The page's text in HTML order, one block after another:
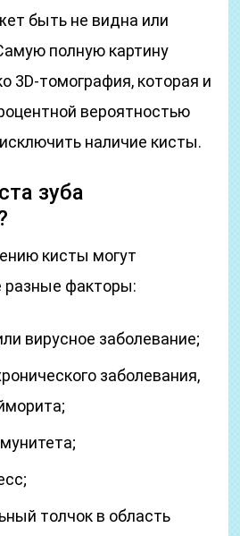
быть не видна или
полную картину
3D-томография, которая и
вероятностью
наличие кисты.
зуба
кисты могут
факторы:
вирусное заболевание;
заболевания,
толчок в область